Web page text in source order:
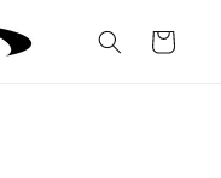
Warenkorb